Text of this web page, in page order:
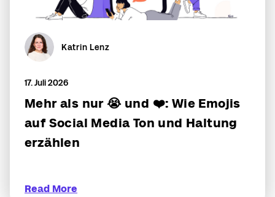
Katrin Lenz
17. Juli 2026
Mehr als nur 😭 und ❤️: Wie Emojis
auf Social Media Ton und Haltung
erzählen
Read More